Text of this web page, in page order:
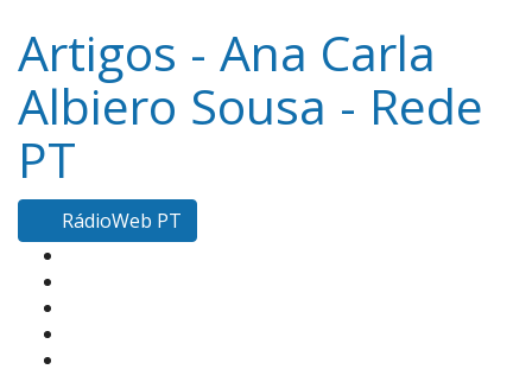
Artigos - Ana Carla
Albiero Sousa - Rede
PT
RádioWeb PT